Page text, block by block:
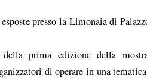
presso la Limonaia di
prima edizione della
di operare in una